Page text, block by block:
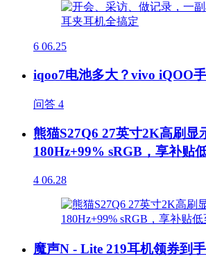
6 06.25
iqoo7电池多大？vivo iQOO
问答 4
熊猫S27Q6 27英寸2K高刷显
180Hz+99% sRGB，享补贴
4 06.28
魔声N - Lite 219耳机领券到